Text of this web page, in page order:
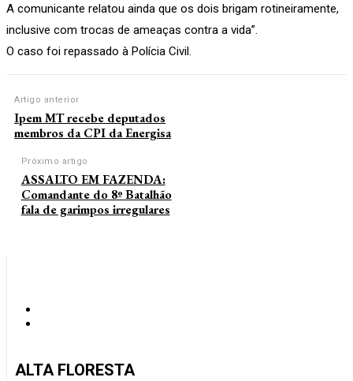
A comunicante relatou ainda que os dois brigam rotineiramente,
inclusive com trocas de ameaças contra a vida”.
O caso foi repassado à Polícia Civil.
Artigo anterior
Ipem MT recebe deputados
membros da CPI da Energisa
Próximo artigo
ASSALTO EM FAZENDA:
Comandante do 8º Batalhão
fala de garimpos irregulares
ALTA FLORESTA